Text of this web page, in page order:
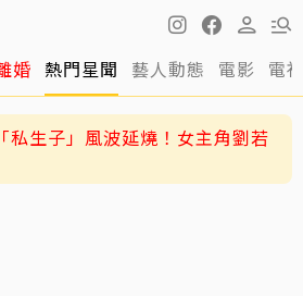
婚 熱門星聞 藝人動態 電影 電
私生子」風波延燒！女主角劉若